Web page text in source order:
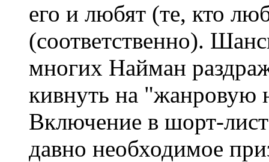
его и любят (те, кто
(соответственно).
многих Найман
кивнуть на "жанровую
Включение в шорт-
давно необходимое